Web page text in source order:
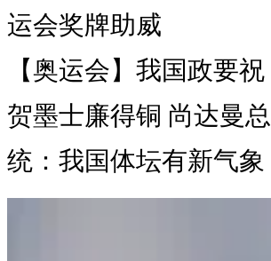
运会奖牌助威
【奥运会】我国政要祝
贺墨士廉得铜 尚达曼总
统：我国体坛有新气象